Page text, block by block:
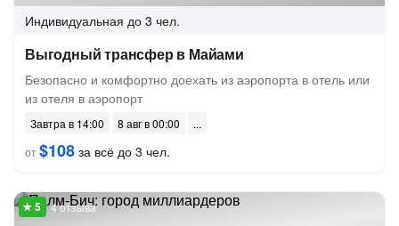
Индивидуальная до 3 чел.
Выгодный трансфер в Майами
Безопасно и комфортно доехать из аэропорта в отель или
из отеля в аэропорт
Завтра в 14:00
8 авг в 00:00
от$108 за всё до 3 чел.
4 отзыва